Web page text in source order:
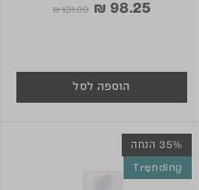
₪ 98.25
Price reduced from
₪ 131.00
to
הוספה לסל
Trending
35% הנחה